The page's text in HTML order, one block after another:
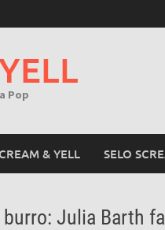
Pop
& YELL SELO
Julia Barth